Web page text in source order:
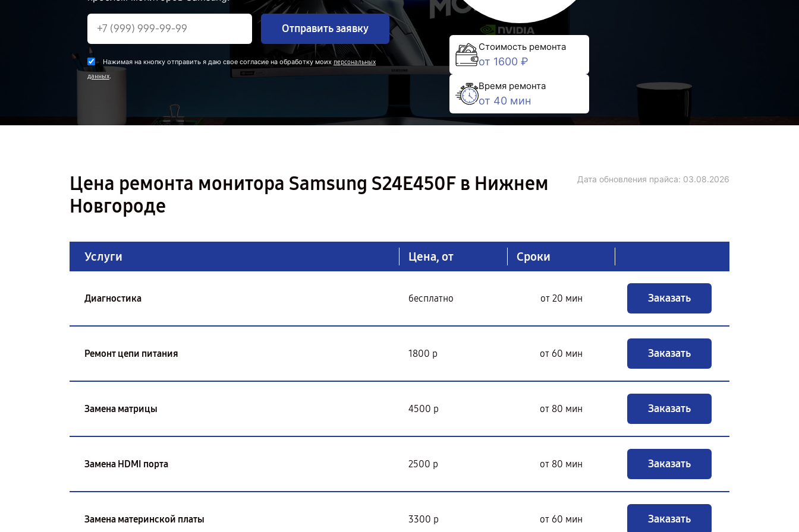
Отправить заявку
Нажимая на кнопку отправить я даю свое согласие на обработку моихперсональных
данных.
Стоимость ремонта
от 1600 ₽
Время ремонта
от 40 мин
Цена ремонта монитора Samsung S24E450F в Нижнем
Новгороде
Дата обновления прайса: 03.08.2026
Услуги Цена, от Сроки
Диагностика бесплатно от 20 мин Заказать
Ремонт цепи питания 1800 р от 60 мин Заказать
Замена матрицы 4500 р от 80 мин Заказать
Замена HDMI порта 2500 р от 80 мин Заказать
Замена материнской платы 3300 р от 60 мин Заказать